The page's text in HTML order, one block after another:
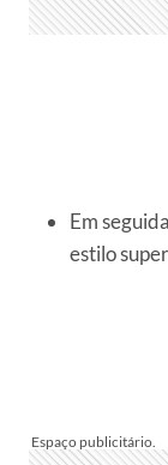
Em
estilo